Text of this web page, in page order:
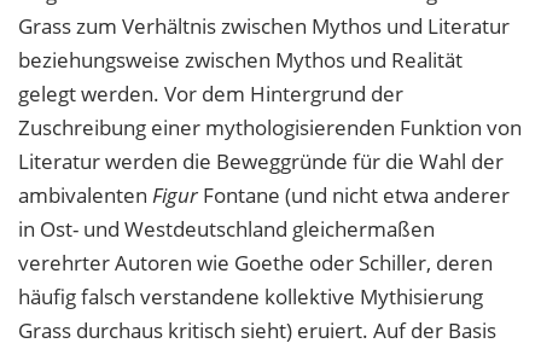
Grass zum Verhältnis zwischen Mythos und Literatur
beziehungsweise zwischen Mythos und Realität
gelegt werden. Vor dem Hintergrund der
Zuschreibung einer mythologisierenden Funktion von
Literatur werden die Beweggründe für die Wahl der
ambivalenten FigurFontane (und nicht etwa anderer
in Ost- und Westdeutschland gleichermaßen
verehrter Autoren wie Goethe oder Schiller, deren
häufig falsch verstandene kollektive Mythisierung
Grass durchaus kritisch sieht) eruiert. Auf der Basis